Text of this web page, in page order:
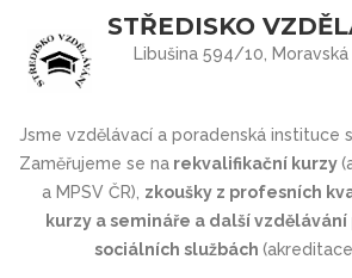
STŘEDISKO
Libušina 594/10,
Jsme vzdělávací a poradenská instituce
Zaměřujeme se na rekvalifikační kurzy
a MPSV ČR), zkoušky z profesních
kurzy a semináře a další
sociálních službách (akreditace